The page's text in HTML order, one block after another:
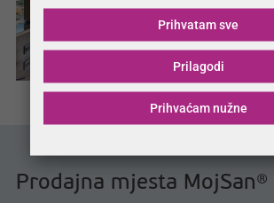
Prodajna mjesta MojSan®
Prihvaćam nužne
Prilagodi
Prihvatam sve